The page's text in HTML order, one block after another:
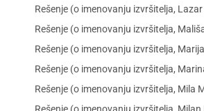
Rešenje (o imenovanju izvršitelja, Lazar
Rešenje (o imenovanju izvršitelja,
Rešenje (o imenovanju izvršitelja,
Rešenje (o imenovanju izvršitelja,
Rešenje (o imenovanju izvršitelja, Mila